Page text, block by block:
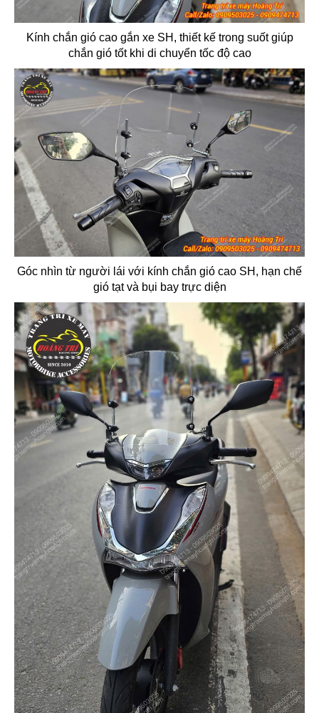
Kính chắn gió cao gắn xe SH, thiết kế trong suốt giúp
chắn gió tốt khi di chuyển tốc độ cao
Góc nhìn từ người lái với kính chắn gió cao SH, hạn chế
gió tạt và bụi bay trực diện